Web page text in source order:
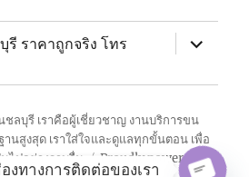
ราคาถูกจริง โทร
expand
child
ลบุรี เราคือผู้เชี่ยวชาญ งานบริการขน
านสูงสุด เราใส่ใจและดูแลทุกขั้นตอน เพื่อ
ไปอย่างราบรื่น
Proudly powered by
งทางการติดต่อของเรา